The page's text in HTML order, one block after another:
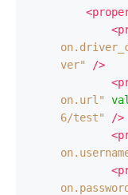
ver"
/>
on.url"
6/test"
/>